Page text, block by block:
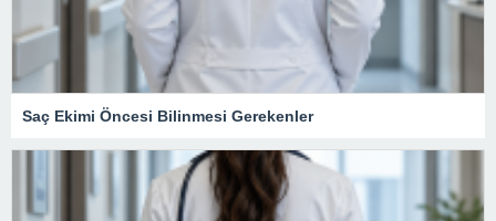
Saç Ekimi Öncesi Bilinmesi Gerekenler